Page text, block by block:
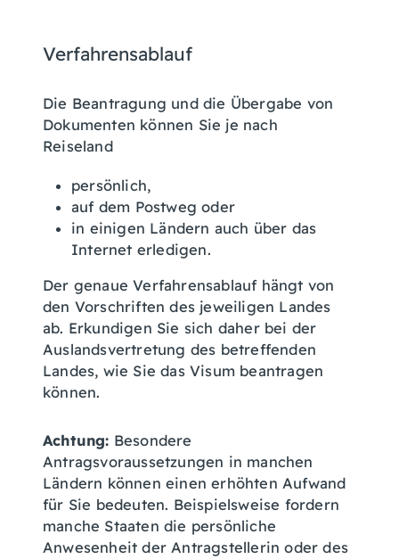
Verfahrensablauf
Die Beantragung und die Übergabe von
Dokumenten können Sie je nach
Reiseland
persönlich,
auf dem Postweg oder
in einigen Ländern auch über das
Internet erledigen.
Der genaue Verfahrensablauf hängt von
den Vorschriften des jeweiligen Landes
ab. Erkundigen Sie sich daher bei der
Auslandsvertretung des betreffenden
Landes, wie Sie das Visum beantragen
können.
Achtung: Besondere
Antragsvoraussetzungen in manchen
Ländern können einen erhöhten Aufwand
für Sie bedeuten. Beispielsweise fordern
manche Staaten die persönliche
Anwesenheit der Antragstellerin oder des